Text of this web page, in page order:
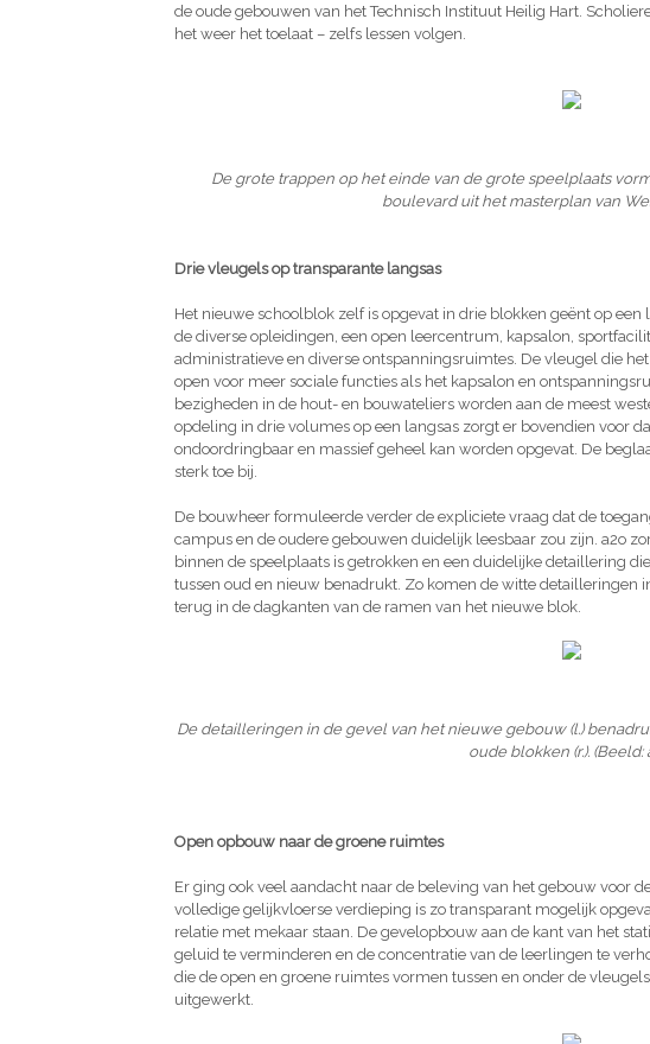
de oude gebouwen van het Technisch Instituut Heilig Hart.
het weer het toelaat – zelfs lessen volgen.
De grote trappen op het einde van de grote speelplaats
boulevard uit het masterplan van
Drie vleugels op transparante langsas
Het nieuwe schoolblok zelf is opgevat in drie blokken geënt op
de diverse opleidingen, een open leercentrum, kapsalon,
administratieve en diverse ontspanningsruimtes. De vleugel die
open voor meer sociale functies als het kapsalon en
bezigheden in de hout- en bouwateliers worden aan de meest
opdeling in drie volumes op een langsas zorgt er bovendien voor
ondoordringbaar en massief geheel kan worden opgevat. De
sterk toe bij.
De bouwheer formuleerde verder de expliciete vraag dat de
campus en de oudere gebouwen duidelijk leesbaar zou zijn. a2o
binnen de speelplaats is getrokken en een duidelijke detaillering
tussen oud en nieuw benadrukt. Zo komen de witte detailleringen
terug in de dagkanten van de ramen van het nieuwe blok.
De detailleringen in de gevel van het nieuwe gebouw (l.)
oude blokken (r.). (Beeld:
Open opbouw naar de groene ruimtes
Er ging ook veel aandacht naar de beleving van het gebouw voor
volledige gelijkvloerse verdieping is zo transparant mogelijk
relatie met mekaar staan. De gevelopbouw aan de kant van het
geluid te verminderen en de concentratie van de leerlingen te
die de open en groene ruimtes vormen tussen en onder de
uitgewerkt.